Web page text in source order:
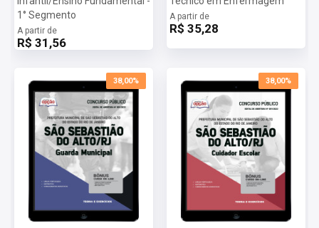
ferramentas necessárias para alcançar o seu objetivo.
Mais informações sobre o concurso Prefeitura de São
Sebastião do Alto - RJ 2023:
De 28/08/2023 a 15/11/2023
Salário:
R$ 2.640,00
Taxa de Inscrição:R$ 130,00
Provas:24/03/2024
Organizadora:IASP
1° Segmento
A partir de
R$ 31,56
A partir de
R$ 35,28
38,00% 38,00%